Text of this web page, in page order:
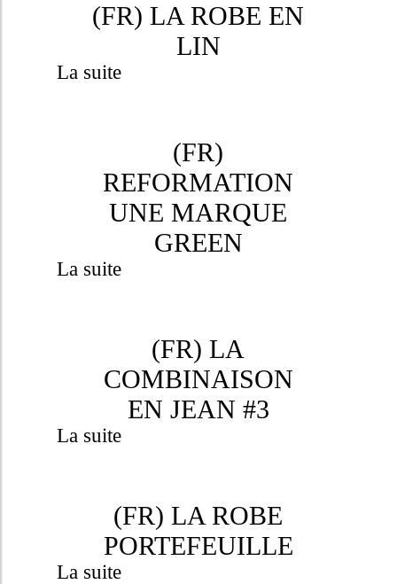
(FR) LA ROBE EN
LIN
La suite
(FR)
REFORMATION
UNE MARQUE
GREEN
La suite
(FR) LA
COMBINAISON
EN JEAN #3
La suite
(FR) LA ROBE
PORTEFEUILLE
La suite